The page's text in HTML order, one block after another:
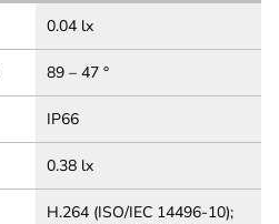
0.04 lx
89 – 47 °
IP66
0.38 lx
H.264 (ISO/IEC 14496-10);